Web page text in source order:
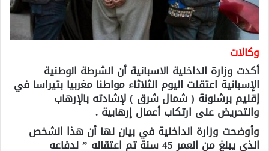
وكالات
أكدت وزارة الداخلية الاسبانية أن الشرطة الوطنية
الإسبانية اعتقلت اليوم الثلاثاء مواطنا مغربيا بتيراسا في
إقليم برشلونة ( شمال شرق ) لإشادته بالإرهاب
والتحريض على ارتكاب أعمال إرهابية .
وأوضحت وزارة الداخلية في بيان لها أن هذا الشخص
الذي يبلغ من العمر 45 سنة تم اعتقاله ” لدفاعه